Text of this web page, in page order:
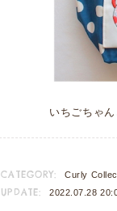
いちごちゃ
CATEGORY: Curly
UPDATE: 2022.07.28